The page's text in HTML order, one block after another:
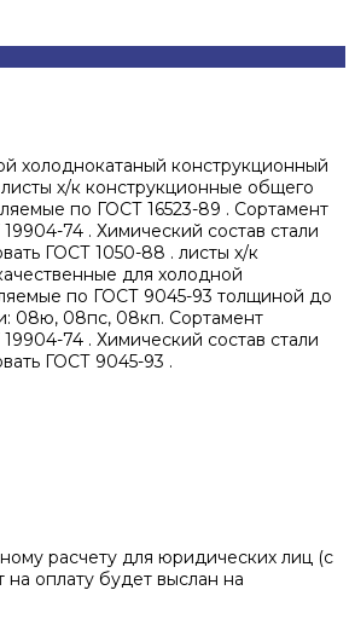
конструкционный
х/к конструкционные общего
по ГОСТ 16523-89 . Сортамент
74 . Химический состав стали
ГОСТ 1050-88 . листы х/к
для холодной
по ГОСТ 9045-93 толщиной до
08ю, 08пс, 08кп. Сортамент
74 . Химический состав стали
ГОСТ 9045-93 .
расчету для юридических лиц (с
оплату будет выслан на